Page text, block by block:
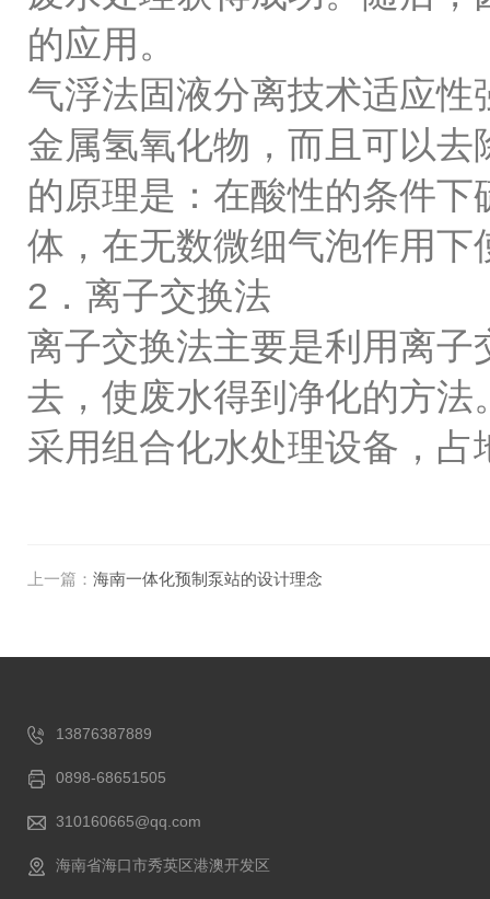
的应用。
气浮法固液分离技术适应
金属氢氧化物，而且可以
的原理是：在酸性的条件
体，在无数微细气泡作用
2．离子交换法
离子交换法主要是利用离
去，使废水得到净化的方法
采用组合化水处理设备，
上一篇： 海南一体化预制泵站的设计理念
13876387889
0898-68651505
310160665@qq.com
海南省海口市秀英区港澳开发区